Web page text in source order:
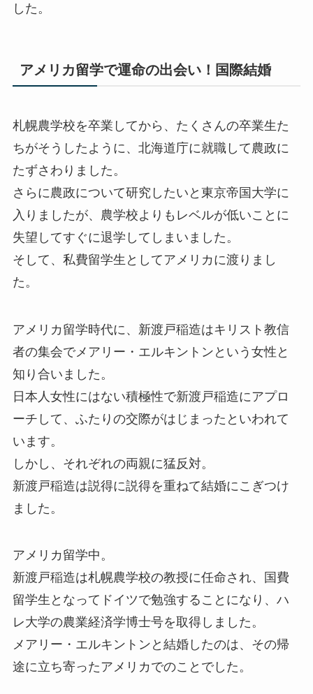
した。
アメリカ留学で運命の出会い！国際結婚
札幌農学校を卒業してから、たくさんの卒業生た
ちがそうしたように、北海道庁に就職して農政に
たずさわりました。
さらに農政について研究したいと東京帝国大学に
入りましたが、農学校よりもレベルが低いことに
失望してすぐに退学してしまいました。
そして、私費留学生としてアメリカに渡りまし
た。
アメリカ留学時代に、新渡戸稲造はキリスト教信
者の集会でメアリー・エルキントンという女性と
知り合いました。
日本人女性にはない積極性で新渡戸稲造にアプロ
ーチして、ふたりの交際がはじまったといわれて
います。
しかし、それぞれの両親に猛反対。
新渡戸稲造は説得に説得を重ねて結婚にこぎつけ
ました。
アメリカ留学中。
新渡戸稲造は札幌農学校の教授に任命され、国費
留学生となってドイツで勉強することになり、ハ
レ大学の農業経済学博士号を取得しました。
メアリー・エルキントンと結婚したのは、その帰
途に立ち寄ったアメリカでのことでした。